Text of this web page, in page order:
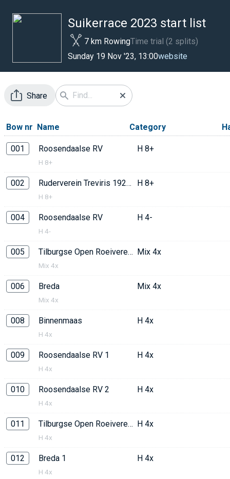
Suikerrace 2023 start list
7 km RowingTime trial (2 splits)
Sunday 19 Nov '23, 13:00website
Share
Bow nr Name Category
001 Roosendaalse RV
H 8+
H 8+
002 Ruderverein Treviris 1921
H 8+
H 8+
004 Roosendaalse RV
H 4-
H 4-
005 Tilburgse Open Roeivereniging
Mix 4x
Mix 4x
006 Breda
Mix 4x
Mix 4x
008 Binnenmaas
H 4x
H 4x
009 Roosendaalse RV 1
H 4x
H 4x
010 Roosendaalse RV 2
H 4x
H 4x
011 Tilburgse Open Roeivereniging 2
H 4x
H 4x
012 Breda 1
H 4x
H 4x